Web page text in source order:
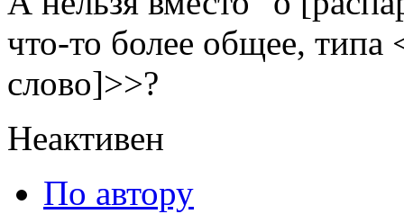
что-то более общее, типа
слово]>>?
Неактивен
По автору